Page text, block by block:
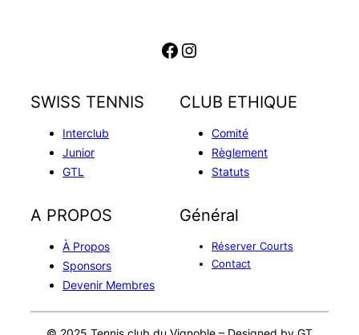
Facebook Instagram
SWISS TENNIS
Interclub
Junior
GTL
CLUB ETHIQUE
Comité
Règlement
Statuts
A PROPOS
À Propos
Sponsors
Devenir Membres
Général
Réserver Courts
Contact